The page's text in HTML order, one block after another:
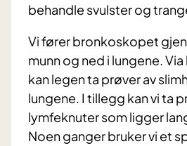
behandle svulster og
Vi fører bronkoskopet
munn og ned i lungene.
kan legen ta prøver av
lungene. I tillegg kan vi ta
lymfeknuter som ligger
Noen ganger bruker vi et